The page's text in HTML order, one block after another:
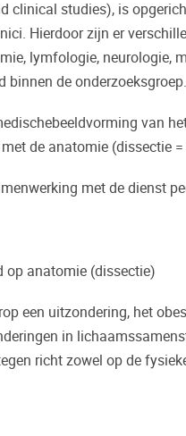
clinical studies), is
Hierdoor zijn er
lymfologie, neurologie,
de onderzoeksgroep.
van
de anatomie (dissectie
met de dienst
op anatomie (dissectie)
een uitzondering, het
in
richt zowel op de